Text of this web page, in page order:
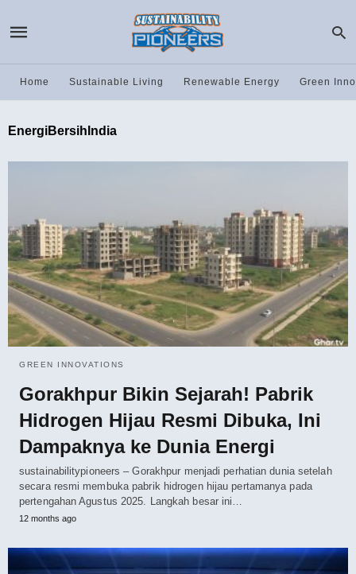
Home Sustainable Living Renewable Energy Green
EnergiBersihIndia
GREEN INNOVATIONS
Gorakhpur Bikin Sejarah! Pabrik
Hidrogen Hijau Resmi Dibuka, Ini
Dampaknya ke Dunia Energi
sustainabilitypioneers – Gorakhpur menjadi perhatian dunia setelah
secara resmi membuka pabrik hidrogen hijau pertamanya pada
pertengahan Agustus 2025. Langkah besar ini…
12 months ago